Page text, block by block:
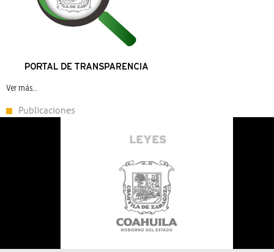
Ver más...
Publicaciones